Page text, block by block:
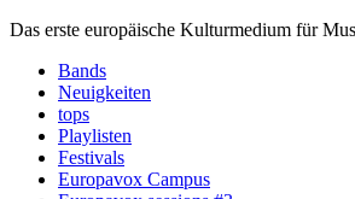
Das erste europäische Kulturmedium für
Bands
Neuigkeiten
tops
Playlisten
Festivals
Europavox Campus